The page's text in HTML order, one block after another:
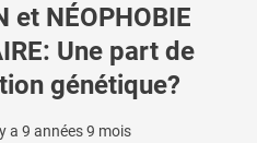
et NÉOPHOBIE
Une part de
génétique?
a 9 années 9 mois